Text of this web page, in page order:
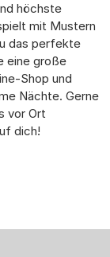
höchste
mit Mustern
das perfekte
eine große
Shop und
Nächte. Gerne
vor Ort
dich!